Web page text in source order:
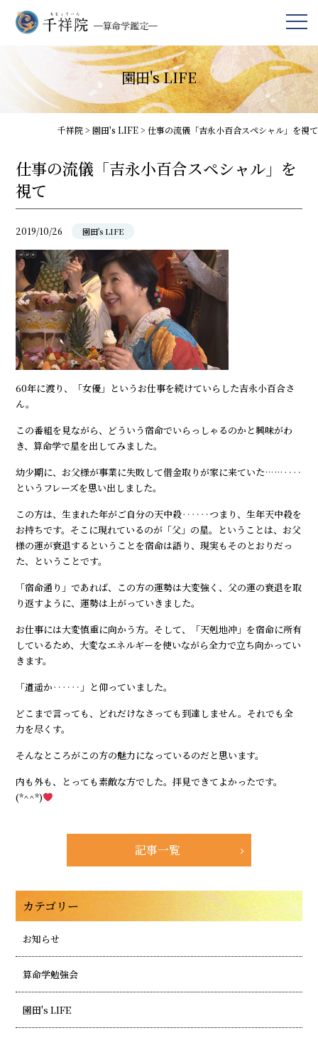
園田's LIFE
千祥院> 園田's LIFE> 仕事の流儀「吉永小百合スペシャル」を視て
仕事の流儀「吉永小百合スペシャル」を
視て
2019/10/26 園田's LIFE
60年に渡り、「女優」というお仕事を続けていらした吉永小百合さ
ん。
この番組を見ながら、どういう宿命でいらっしゃるのかと興味がわ
き、算命学で星を出してみました。
幼少期に、お父様が事業に失敗して借金取りが家に来ていた……‥‥
というフレーズを思い出しました。
この方は、生まれた年がご自分の天中殺‥‥‥つまり、生年天中殺を
お持ちです。そこに現れているのが「父」の星。ということは、お父
様の運が衰退するということを宿命は語り、現実もそのとおりだっ
た、ということです。
「宿命通り」であれば、この方の運勢は大変強く、父の運の衰退を取
り返すように、運勢は上がっていきました。
お仕事には大変慎重に向かう方。そして、「天剋地冲」を宿命に所有
しているため、大変なエネルギーを使いながら全力で立ち向かってい
きます。
「道遥か‥‥‥」と仰っていました。
どこまで言っても、どれだけなさっても到達しません。それでも全
力を尽くす。
そんなところがこの方の魅力になっているのだと思います。
内も外も、とっても素敵な方でした。拝見できてよかったです。
(*^^*)
記事一覧
カテゴリー
お知らせ
算命学勉強会
園田's LIFE